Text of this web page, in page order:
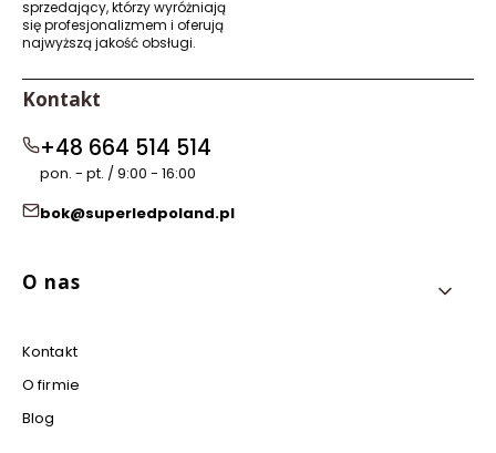
sprzedający, którzy wyróżniają
się profesjonalizmem i oferują
najwyższą jakość obsługi.
Kontakt
+48 664 514 514
pon. - pt. / 9:00 - 16:00
bok@superledpoland.pl
Linki w stopce
O nas
Kontakt
O firmie
Blog